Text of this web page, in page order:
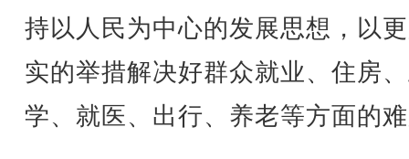
持以人民为中心的发展思想，以
实的举措解决好群众就业、住房
学、就医、出行、养老等方面的